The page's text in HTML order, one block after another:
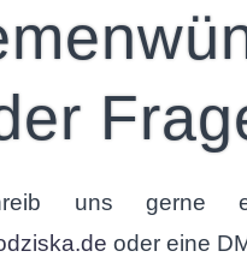
uns gerne
oder eine